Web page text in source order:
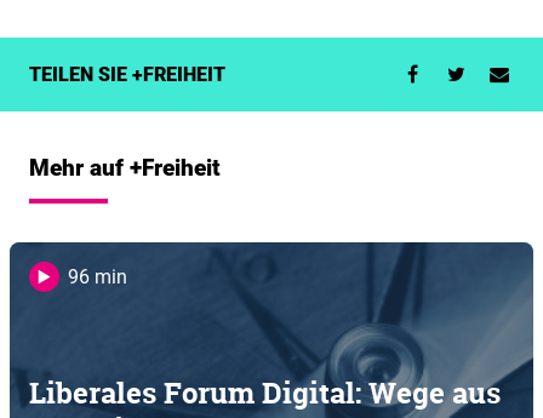
TEILEN SIE +FREIHEIT
Mehr auf +Freiheit
96 min
Liberales Forum Digital: Wege aus